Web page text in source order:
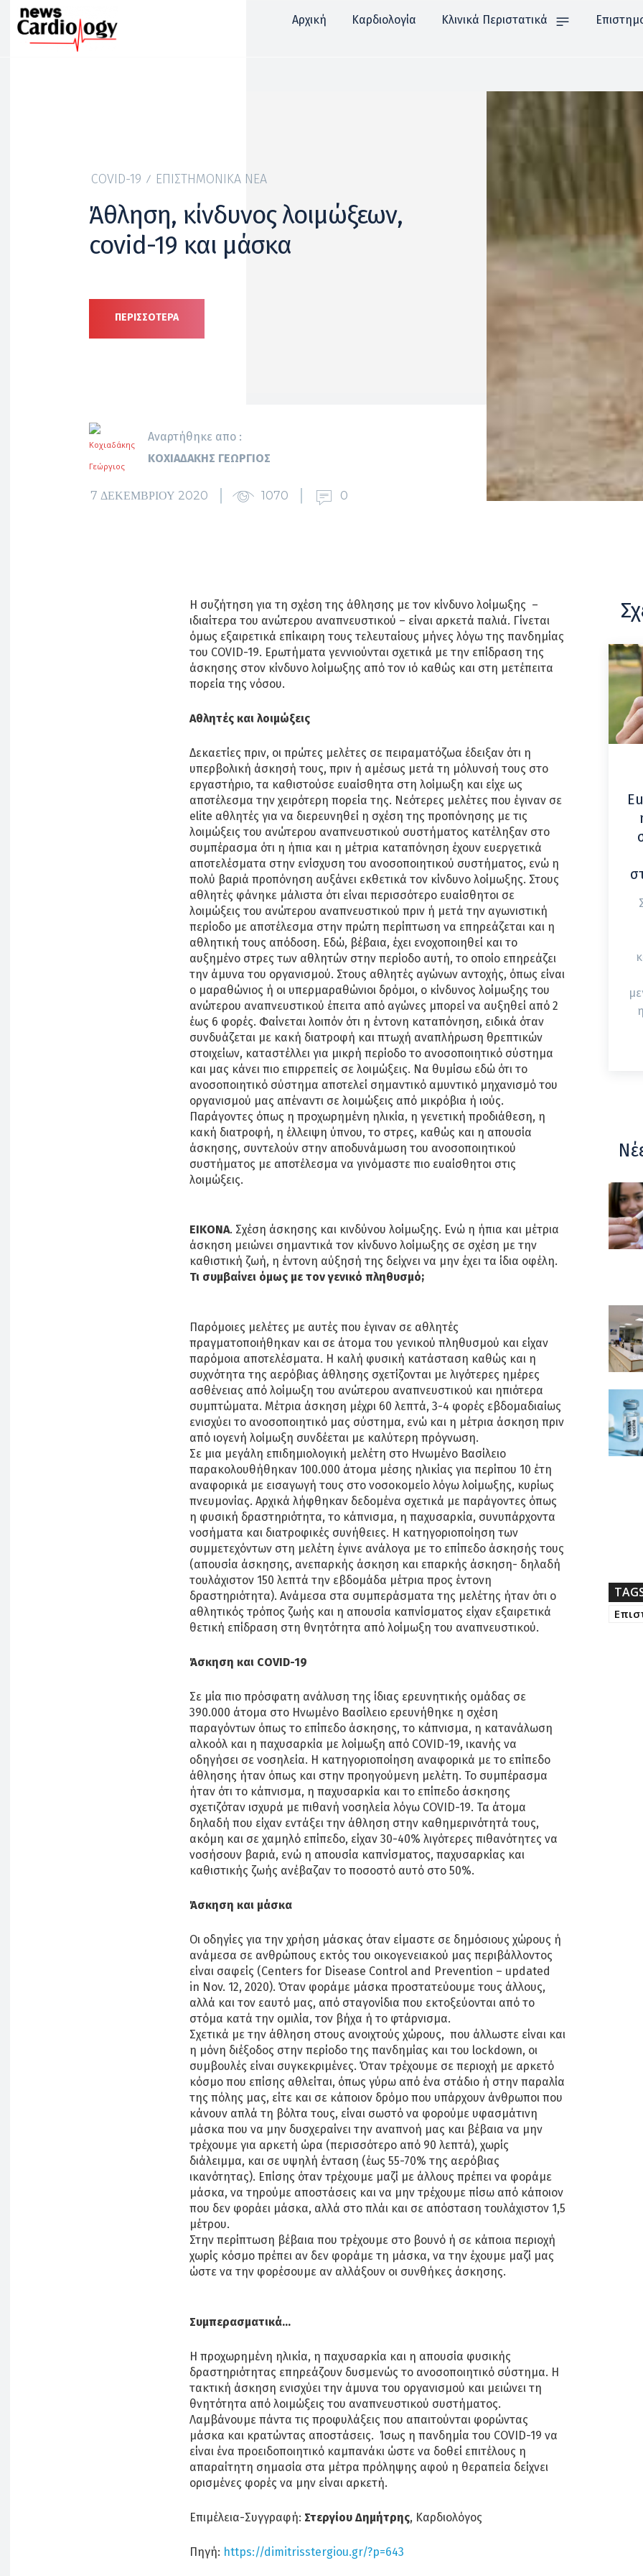
Αρχική Καρδιολογία Κλινικά Περιστατικά
COVID-19 ΕΠΙΣΤΗΜΟΝΙΚΆ ΝΈΑ
Άθληση, κίνδυνος λοιμώξεων,
covid-19 και μάσκα
ΠΕΡΙΣΣΟΤΕΡΑ
Αναρτήθηκε απο :
ΚΟΧΙΑΔΆΚΗΣ ΓΕΏΡΓΙΟΣ
7 ΔΕΚΕΜΒΡΊΟΥ 2020 1070 0
Η συζήτηση για τη σχέση της άθλησης με τον κίνδυνο λοίμωξης –
ιδιαίτερα του ανώτερου αναπνευστικού – είναι αρκετά παλιά. Γίνεται
όμως εξαιρετικά επίκαιρη τους τελευταίους μήνες λόγω της πανδημίας
του COVID-19. Ερωτήματα γεννιούνται σχετικά με την επίδραση της
άσκησης στον κίνδυνο λοίμωξης από τον ιό καθώς και στη μετέπειτα
πορεία της νόσου.
Αθλητές και λοιμώξεις
Δεκαετίες πριν, οι πρώτες μελέτες σε πειραματόζωα έδειξαν ότι η
υπερβολική άσκησή τους, πριν ή αμέσως μετά τη μόλυνσή τους στο
εργαστήριο, τα καθιστούσε ευαίσθητα στη λοίμωξη και είχε ως
αποτέλεσμα την χειρότερη πορεία της. Νεότερες μελέτες που έγιναν σε
elite αθλητές για να διερευνηθεί η σχέση της προπόνησης με τις
λοιμώξεις του ανώτερου αναπνευστικού συστήματος κατέληξαν στο
συμπέρασμα ότι η ήπια και η μέτρια καταπόνηση έχουν ευεργετικά
αποτελέσματα στην ενίσχυση του ανοσοποιητικού συστήματος, ενώ η
πολύ βαριά προπόνηση αυξάνει εκθετικά τον κίνδυνο λοίμωξης. Στους
αθλητές φάνηκε μάλιστα ότι είναι περισσότερο ευαίσθητοι σε
λοιμώξεις του ανώτερου αναπνευστικού πριν ή μετά την αγωνιστική
περίοδο με αποτέλεσμα στην πρώτη περίπτωση να επηρεάζεται και η
αθλητική τους απόδοση. Εδώ, βέβαια, έχει ενοχοποιηθεί και το
αυξημένο στρες των αθλητών στην περίοδο αυτή, το οποίο επηρεάζει
την άμυνα του οργανισμού. Στους αθλητές αγώνων αντοχής, όπως είναι
ο μαραθώνιος ή οι υπερμαραθώνιοι δρόμοι, ο κίνδυνος λοίμωξης του
ανώτερου αναπνευστικού έπειτα από αγώνες μπορεί να αυξηθεί από 2
έως 6 φορές. Φαίνεται λοιπόν ότι η έντονη καταπόνηση, ειδικά όταν
συνδυάζεται με κακή διατροφή και πτωχή αναπλήρωση θρεπτικών
στοιχείων, καταστέλλει για μικρή περίοδο το ανοσοποιητικό σύστημα
και μας κάνει πιο επιρρεπείς σε λοιμώξεις. Να θυμίσω εδώ ότι το
ανοσοποιητικό σύστημα αποτελεί σημαντικό αμυντικό μηχανισμό του
οργανισμού μας απέναντι σε λοιμώξεις από μικρόβια ή ιούς.
Παράγοντες όπως η προχωρημένη ηλικία, η γενετική προδιάθεση, η
κακή διατροφή, η έλλειψη ύπνου, το στρες, καθώς και η απουσία
άσκησης, συντελούν στην αποδυνάμωση του ανοσοποιητικού
συστήματος με αποτέλεσμα να γινόμαστε πιο ευαίσθητοι στις
λοιμώξεις.
ΕΙΚΟΝΑ. Σχέση άσκησης και κινδύνου λοίμωξης. Ενώ η ήπια και μέτρια
άσκηση μειώνει σημαντικά τον κίνδυνο λοίμωξης σε σχέση με την
καθιστική ζωή, η έντονη αύξησή της δείχνει να μην έχει τα ίδια οφέλη.
Τι συμβαίνει όμως με τον γενικό πληθυσμό;
Παρόμοιες μελέτες με αυτές που έγιναν σε αθλητές
πραγματοποιήθηκαν και σε άτομα του γενικού πληθυσμού και είχαν
παρόμοια αποτελέσματα. Η καλή φυσική κατάσταση καθώς και η
συχνότητα της αερόβιας άθλησης σχετίζονται με λιγότερες ημέρες
ασθένειας από λοίμωξη του ανώτερου αναπνευστικού και ηπιότερα
συμπτώματα. Μέτρια άσκηση μέχρι 60 λεπτά, 3-4 φορές εβδομαδιαίως
ενισχύει το ανοσοποιητικό μας σύστημα, ενώ και η μέτρια άσκηση πριν
από ιογενή λοίμωξη συνδέεται με καλύτερη πρόγνωση.
Σε μια μεγάλη επιδημιολογική μελέτη στο Ηνωμένο Βασίλειο
παρακολουθήθηκαν 100.000 άτομα μέσης ηλικίας για περίπου 10 έτη
αναφορικά με εισαγωγή τους στο νοσοκομείο λόγω λοίμωξης, κυρίως
πνευμονίας. Αρχικά λήφθηκαν δεδομένα σχετικά με παράγοντες όπως
η φυσική δραστηριότητα, το κάπνισμα, η παχυσαρκία, συνυπάρχοντα
νοσήματα και διατροφικές συνήθειες. Η κατηγοριοποίηση των
συμμετεχόντων στη μελέτη έγινε ανάλογα με το επίπεδο άσκησής τους
(απουσία άσκησης, ανεπαρκής άσκηση και επαρκής άσκηση- δηλαδή
τουλάχιστον 150 λεπτά την εβδομάδα μέτρια προς έντονη
δραστηριότητα). Ανάμεσα στα συμπεράσματα της μελέτης ήταν ότι ο
αθλητικός τρόπος ζωής και η απουσία καπνίσματος είχαν εξαιρετικά
θετική επίδραση στη θνητότητα από λοίμωξη του αναπνευστικού.
Άσκηση και COVID-19
Σε μία πιο πρόσφατη ανάλυση της ίδιας ερευνητικής ομάδας σε
390.000 άτομα στο Ηνωμένο Βασίλειο ερευνήθηκε η σχέση
παραγόντων όπως το επίπεδο άσκησης, το κάπνισμα, η κατανάλωση
αλκοόλ και η παχυσαρκία με λοίμωξη από COVID-19, ικανής να
οδηγήσει σε νοσηλεία. Η κατηγοριοποίηση αναφορικά με το επίπεδο
άθλησης ήταν όπως και στην προηγούμενη μελέτη. Το συμπέρασμα
ήταν ότι το κάπνισμα, η παχυσαρκία και το επίπεδο άσκησης
σχετιζόταν ισχυρά με πιθανή νοσηλεία λόγω COVID-19. Τα άτομα
δηλαδή που είχαν εντάξει την άθληση στην καθημερινότητά τους,
ακόμη και σε χαμηλό επίπεδο, είχαν 30-40% λιγότερες πιθανότητες να
νοσήσουν βαριά, ενώ η απουσία καπνίσματος, παχυσαρκίας και
καθιστικής ζωής ανέβαζαν το ποσοστό αυτό στο 50%.
Άσκηση και μάσκα
Οι οδηγίες για την χρήση μάσκας όταν είμαστε σε δημόσιους χώρους ή
ανάμεσα σε ανθρώπους εκτός του οικογενειακού μας περιβάλλοντος
είναι σαφείς (Centers for Disease Control and Prevention – updated
in Nov. 12, 2020). Όταν φοράμε μάσκα προστατεύουμε τους άλλους,
αλλά και τον εαυτό μας, από σταγονίδια που εκτοξεύονται από το
στόμα κατά την ομιλία, τον βήχα ή το φτάρνισμα.
Σχετικά με την άθληση στους ανοιχτούς χώρους, που άλλωστε είναι και
η μόνη διέξοδος στην περίοδο της πανδημίας και του lockdown, οι
συμβουλές είναι συγκεκριμένες. Όταν τρέχουμε σε περιοχή με αρκετό
κόσμο που επίσης αθλείται, όπως γύρω από ένα στάδιο ή στην παραλία
της πόλης μας, είτε και σε κάποιον δρόμο που υπάρχουν άνθρωποι που
κάνουν απλά τη βόλτα τους, είναι σωστό να φορούμε υφασμάτινη
μάσκα που να μην δυσχεραίνει την αναπνοή μας και βέβαια να μην
τρέχουμε για αρκετή ώρα (περισσότερο από 90 λεπτά), χωρίς
διάλειμμα, και σε υψηλή ένταση (έως 55-70% της αερόβιας
ικανότητας). Επίσης όταν τρέχουμε μαζί με άλλους πρέπει να φοράμε
μάσκα, να τηρούμε αποστάσεις και να μην τρέχουμε πίσω από κάποιον
που δεν φοράει μάσκα, αλλά στο πλάι και σε απόσταση τουλάχιστον 1,5
μέτρου.
Στην περίπτωση βέβαια που τρέχουμε στο βουνό ή σε κάποια περιοχή
χωρίς κόσμο πρέπει αν δεν φοράμε τη μάσκα, να την έχουμε μαζί μας
ώστε να την φορέσουμε αν αλλάξουν οι συνθήκες άσκησης.
Συμπερασματικά…
Η προχωρημένη ηλικία, η παχυσαρκία και η απουσία φυσικής
δραστηριότητας επηρεάζουν δυσμενώς το ανοσοποιητικό σύστημα. Η
τακτική άσκηση ενισχύει την άμυνα του οργανισμού και μειώνει τη
θνητότητα από λοιμώξεις του αναπνευστικού συστήματος.
Λαμβάνουμε πάντα τις προφυλάξεις που απαιτούνται φορώντας
μάσκα και κρατώντας αποστάσεις. Ίσως η πανδημία του COVID-19 να
είναι ένα προειδοποιητικό καμπανάκι ώστε να δοθεί επιτέλους η
απαραίτητη σημασία στα μέτρα πρόληψης αφού η θεραπεία δείχνει
ορισμένες φορές να μην είναι αρκετή.
Επιμέλεια-Συγγραφή: Στεργίου Δημήτρης, Καρδιολόγος
Πηγή: https://dimitrisstergiou.gr/?p=643